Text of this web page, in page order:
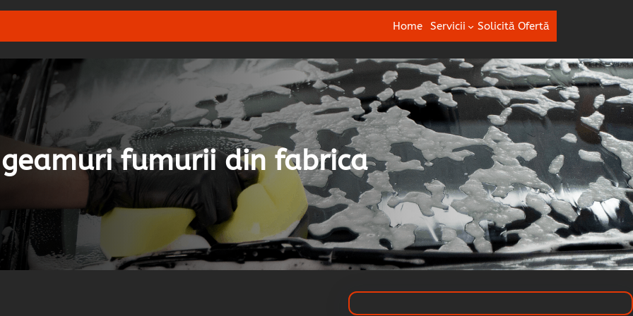
Home Servicii Solicită Ofertă
fumurii din fabrica